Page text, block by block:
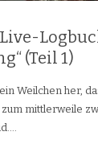
(Teil 1)
Weilchen her,
mittlerweile